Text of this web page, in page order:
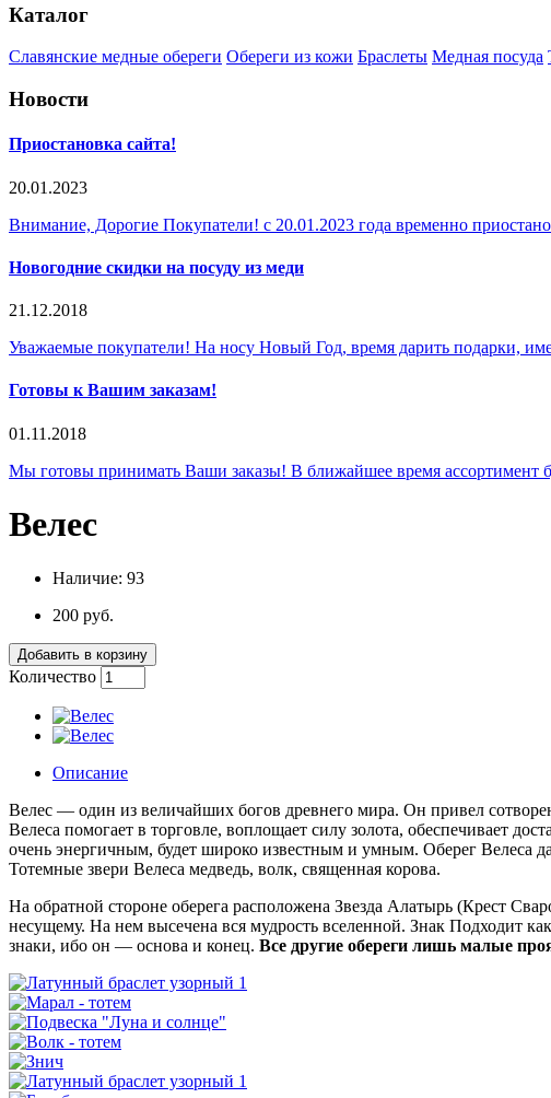
Каталог
Славянские медные обереги Обереги из кожи Браслеты Медная посуда
Новости
Приостановка сайта!
20.01.2023
Внимание, Дорогие Покупатели! с 20.01.2023 года временно
Новогодние скидки на посуду из меди
21.12.2018
Уважаемые покупатели! На носу Новый Год, время дарить подарки,
Готовы к Вашим заказам!
01.11.2018
Мы готовы принимать Ваши заказы! В ближайшее время ассортимент
Велес
Наличие: 93
200 руб.
Добавить в корзину
Количество
Описание
Велес — один из величайших богов древнего мира. Он привел
Велеса помогает в торговле, воплощает силу золота, обеспечивает
очень энергичным, будет широко известным и умным. Оберег Велеса
Тотемные звери Велеса медведь, волк, священная корова.
На обратной стороне оберега расположена Звезда Алатырь (Крест
несущему. На нем высечена вся мудрость вселенной. Знак Подходит
знаки, ибо он — основа и конец. Все другие обереги лишь малые